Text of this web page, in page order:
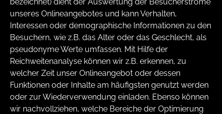
unseres Onlineangebotes und kann Verhalten,
Interessen oder demographische Informationen zu den
Besuchern, wie z.B. das Alter oder das Geschlecht, als
pseudonyme Werte umfassen. Mit Hilfe der
Reichweitenanalyse können wir z.B. erkennen, zu
welcher Zeit unser Onlineangebot oder dessen
Funktionen oder Inhalte am häufigsten genutzt werden
oder zur Wiederverwendung einladen. Ebenso können
wir nachvollziehen, welche Bereiche der Optimierung